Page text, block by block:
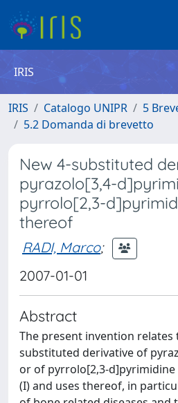
IRIS
IRIS Catalogo UNIPR
5
5.2 Domanda di brevetto
New 4-substituted
pyrazolo[3,4-
pyrrolo[2,3-
thereof
RADI, Marco;
2007-01-01
Abstract
The present invention relates
substituted derivative of
or of pyrrolo[2,3-
(I) and uses thereof, in